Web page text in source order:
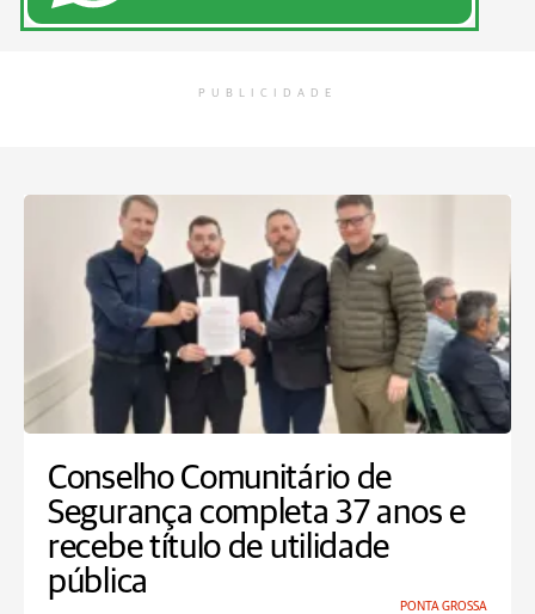
PUBLICIDADE
Conselho Comunitário de
Segurança completa 37 anos e
recebe título de utilidade
pública
PONTA GROSSA